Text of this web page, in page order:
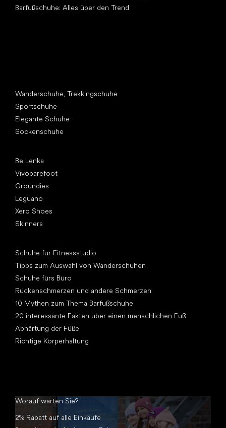
Barfußschuhe: Alles über den Trend
Wanderschuhe, Trekkingschuhe
Sportschuhe
Elegante Schuhe
Sockenschuhe
Be Lenka
Vivobarefoot
Groundies
Leguano
Xero Shoes
Skinners
Schuhe für Fitnessstudio
Tipps zum Auswahl von Wanderschuhen
Schuhe fürs Büro
Rückenschmerzen und andere Schmerzen
10 Mythen zum Thema Barfußschuhe
20 interessante Fakten über einen menschlichen Fuß
Abhärtung der Füße
Richtige Körperhaltung
Worauf warten Sie?
2% Rabatt auf alle Einkäufe